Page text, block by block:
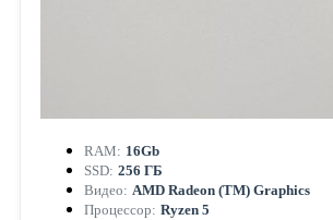
RAM: 16Gb
SSD: 256 ГБ
Видео: AMD Radeon (TM) Graphics
Процессор: Ryzen 5